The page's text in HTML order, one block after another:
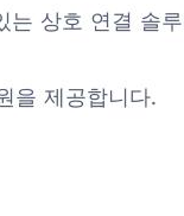
상호 연결 솔
을 제공합니다.